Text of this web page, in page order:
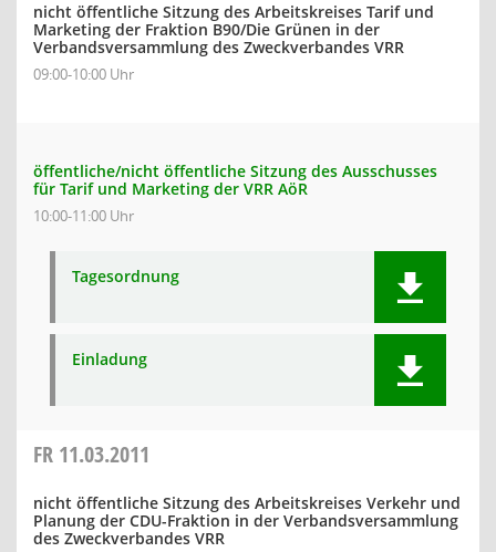
nicht öffentliche Sitzung des Arbeitskreises Tarif und
Marketing der Fraktion B90/Die Grünen in der
Verbandsversammlung des Zweckverbandes VRR
09:00-10:00 Uhr
öffentliche/nicht öffentliche Sitzung des Ausschusses
für Tarif und Marketing der VRR AöR
10:00-11:00 Uhr
Tagesordnung
Einladung
FR 11.03.2011
nicht öffentliche Sitzung des Arbeitskreises Verkehr und
Planung der CDU-Fraktion in der Verbandsversammlung
des Zweckverbandes VRR